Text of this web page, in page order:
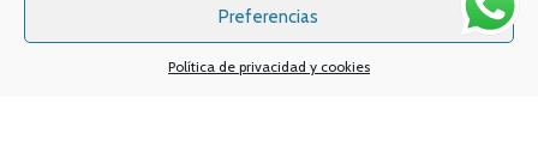
Preferencias
Política de privacidad y cookies